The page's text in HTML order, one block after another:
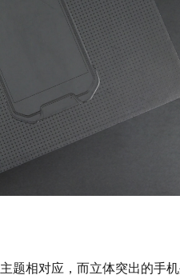
题相对应，而立体突出的手